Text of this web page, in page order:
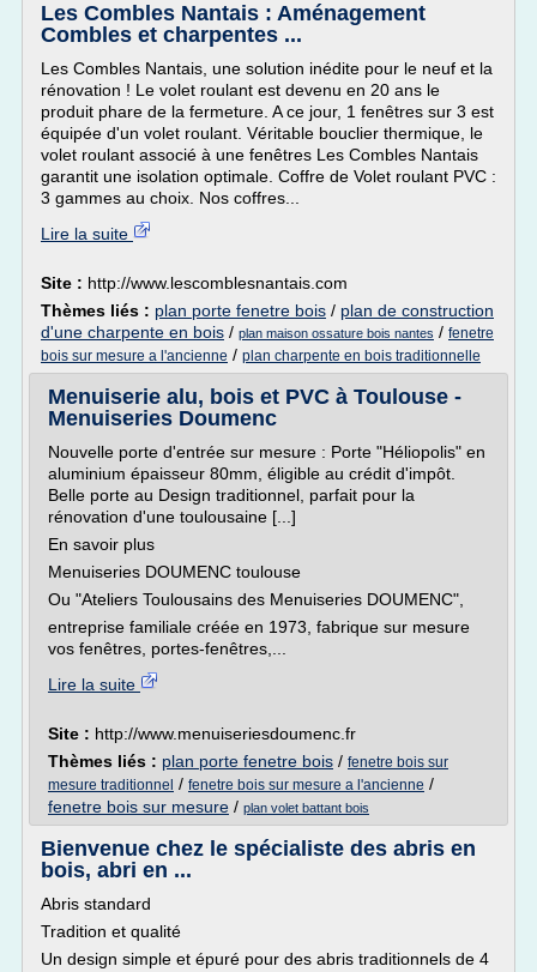
Les Combles Nantais : Aménagement
Combles et charpentes ...
Les Combles Nantais, une solution inédite pour le neuf et la
rénovation ! Le volet roulant est devenu en 20 ans le
produit phare de la fermeture. A ce jour, 1 fenêtres sur 3 est
équipée d'un volet roulant. Véritable bouclier thermique, le
volet roulant associé à une fenêtres Les Combles Nantais
garantit une isolation optimale. Coffre de Volet roulant PVC :
3 gammes au choix. Nos coffres...
Lire la suite
Site : http://www.lescomblesnantais.com
Thèmes liés : plan porte fenetre bois / plan de construction
d'une charpente en bois / plan maison ossature bois nantes / fenetre
bois sur mesure a l'ancienne / plan charpente en bois traditionnelle
Menuiserie alu, bois et PVC à Toulouse -
Menuiseries Doumenc
Nouvelle porte d'entrée sur mesure : Porte "Héliopolis" en
aluminium épaisseur 80mm, éligible au crédit d'impôt.
Belle porte au Design traditionnel, parfait pour la
rénovation d'une toulousaine [...]
En savoir plus
Menuiseries DOUMENC toulouse
Ou "Ateliers Toulousains des Menuiseries DOUMENC",
entreprise familiale créée en 1973, fabrique sur mesure
vos fenêtres, portes-fenêtres,...
Lire la suite
Site : http://www.menuiseriesdoumenc.fr
Thèmes liés : plan porte fenetre bois / fenetre bois sur
mesure traditionnel / fenetre bois sur mesure a l'ancienne /
fenetre bois sur mesure / plan volet battant bois
Bienvenue chez le spécialiste des abris en
bois, abri en ...
Abris standard
Tradition et qualité
Un design simple et épuré pour des abris traditionnels de 4